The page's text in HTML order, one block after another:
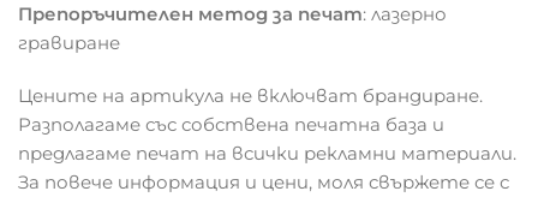
Препоръчителен метод за печат: лазерно
гравиране
Цените на артикула не включват брандиране.
Разполагаме със собствена печатна база и
предлагаме печат на всички рекламни материали.
За повече информация и цени, моля свържете се с